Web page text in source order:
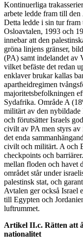
Kontinuerliga
arbete ledde fram till den
Detta ledde i sin tur
Osloavtalen, 1993 och
innebar att den
gröna linjens gränser,
(PA) samt indelandet av
vilket befäste det redan
enklaver brukar kallas
apartheidregimen
majoritetsbefolkningen
Sydafrika. Område A
militärt av den nybildade
och förutsätter Israels
civilt av PA men styrs
det enda
civilt och militärt. A och
checkpoints och
mellan floden och havet
området står under
palestinsk stat, och
Avtalen ger också Israel
till Egypten och
luftrummet.
Artikel II.c. Rätten att
nationalitet